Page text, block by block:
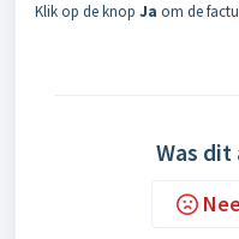
Klik op de knop Ja om de
Was
Nee